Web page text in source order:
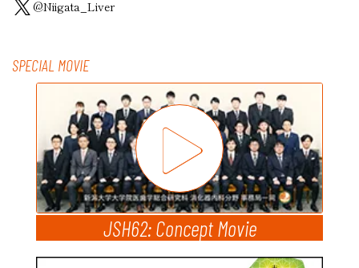
@Niigata_Liver
SPECIAL MOVIE
JSH62: Concept Movie